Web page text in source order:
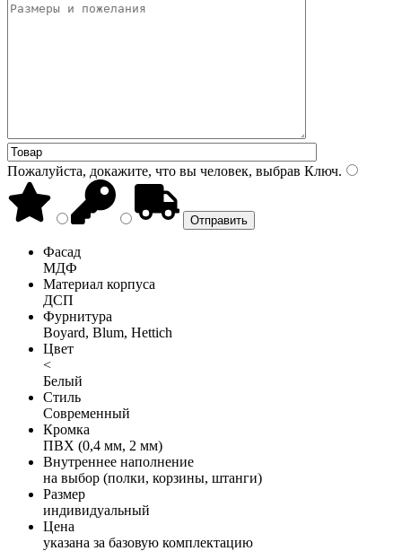
Пожалуйста, докажите, что вы человек, выбрав Ключ.
Фасад
МДФ
Материал корпуса
ДСП
Фурнитура
Boyard, Blum, Hettich
Цвет
<
Белый
Стиль
Современный
Кромка
ПВХ (0,4 мм, 2 мм)
Внутреннее наполнение
на выбор (полки, корзины, штанги)
Размер
индивидуальный
Цена
указана за базовую комплектацию